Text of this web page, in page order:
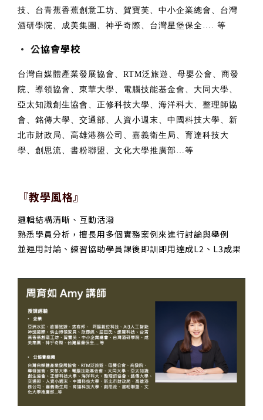
技、台青蕉香蕉創意工坊、賀寶芙、中小企業總會、台灣
酒研學院、成美集團、神乎奇際、台灣星堡保全…. 等
• 公協會學校
台灣自媒體產業發展協會、RTM泛旅遊、母嬰公會、商發
院、導領協會、東華大學、電腦技能基金會、大同大學、
亞太知識創生協會、正修科技大學、海洋科大、整理師協
會、銘傳大學、交通部、人資小週末、中國科技大學、新
北市財政局、高雄港務公司、嘉義衛生局、育達科技大
學、創思流、書粉聯盟、文化大學推廣部…等
『教學風格』
邏輯結構清晰、互動活潑
熟悉學員分析，擅長用多個實務案例來進行討論與舉例
並運用討論、練習協助學員課後即訓即用達成L2、L3成果